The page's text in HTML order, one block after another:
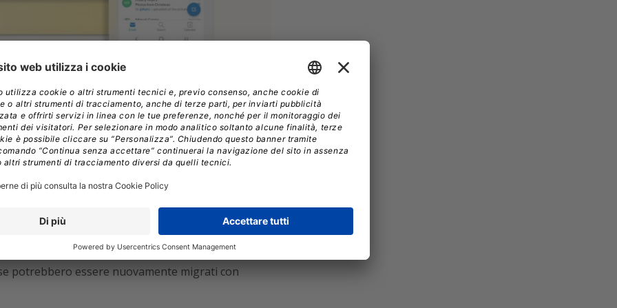
che il passaggio automatico al nuovo
significativo di richieste di supporto tecnico,
dal cambiamento. Hill consiglia a Microsoft di
l’impatto sulle risorse dei fornitori di
personali e per gli utenti con piani Business
“current channel” previsto per gennaio 2025.
prepararsi al passaggio e avranno la possibilità
potrebbero essere nuovamente migrati con